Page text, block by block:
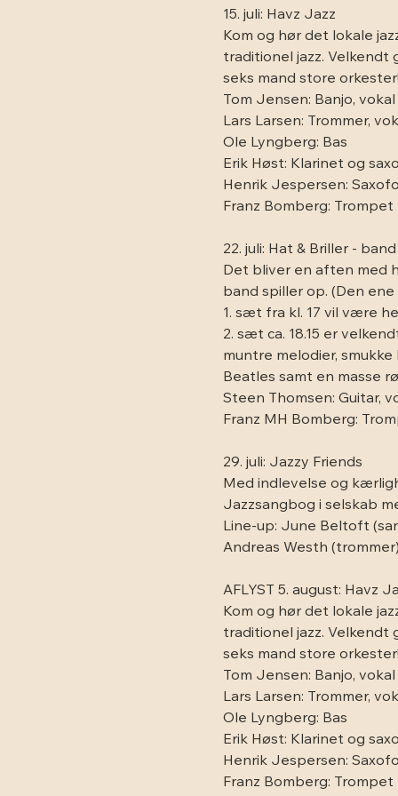
15. juli: Havz Jazz
Kom og hør det lokale
traditionel jazz. Velkendt
seks mand store
Tom Jensen: Banjo, vokal
Lars Larsen: Trommer,
Ole Lyngberg: Bas
Erik Høst: Klarinet og
Henrik Jespersen:
Franz Bomberg: Trompet
22. juli: Hat & Briller -
Det bliver en aften med
band spiller op. (Den
1. sæt fra kl. 17 vil være
2. sæt ca. 18.15 er
muntre melodier,
Beatles samt en masse
Steen Thomsen: Guitar,
Franz MH Bomberg:
29. juli: Jazzy Friends
Med indlevelse og
Jazzsangbog i selskab
Line-up: June Beltoft
Andreas Westh
AFLYST 5. august: Havz
Kom og hør det lokale
traditionel jazz. Velkendt
seks mand store
Tom Jensen: Banjo, vokal
Lars Larsen: Trommer,
Ole Lyngberg: Bas
Erik Høst: Klarinet og
Henrik Jespersen:
Franz Bomberg: Trompet